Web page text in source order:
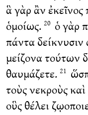
ἃ γὰρ ἂν ἐκεῖνος
ὁμοίως. 20 ὁ γὰρ
πάντα δείκνυσιν
μείζονα τούτων
θαυμάζετε. 21
τοὺς νεκροὺς
οὓς θέλει